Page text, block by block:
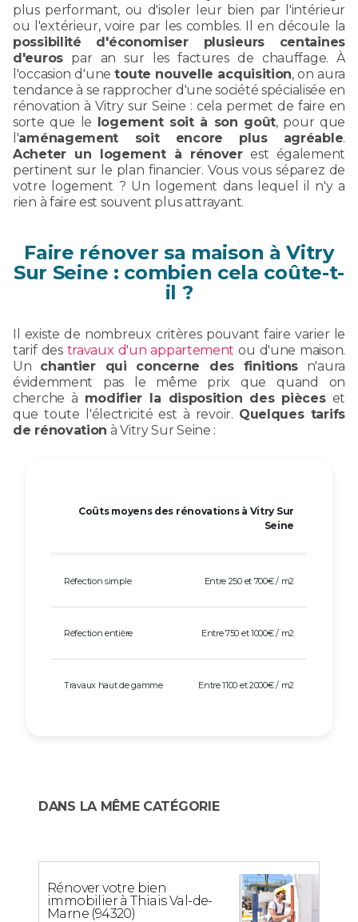
plus performant, ou d'isoler leur bien par l'intérieur
ou l'extérieur, voire par les combles. Il en découle la
possibilité d'économiser plusieurs centaines
d'eurospar an sur les factures de chauffage. À
l'occasion d'unetoute nouvelle acquisition, on aura
tendance à se rapprocher d'une société spécialisée en
rénovation à Vitry sur Seine : cela permet de faire en
sorte que le logement soit à son goût, pour que
l'aménagement soit encore plus agréable.
Acheter un logement à rénoverest également
pertinent sur le plan financier. Vous vous séparez de
votre logement ? Un logement dans lequel il n'y a
rien à faire est souvent plus attrayant.
Faire rénover sa maison à Vitry
Sur Seine : combien cela coûte-t-
il ?
Il existe de nombreux critères pouvant faire varier le
tarif des travaux d'un appartement ou d'une maison.
Un chantier qui concerne des finitions n'aura
évidemment pas le même prix que quand on
cherche à modifier la disposition des pièceset
que toute l'électricité est à revoir. Quelques tarifs
de rénovation à Vitry Sur Seine :
Coûts moyens des rénovations à Vitry Sur
Seine
Réfection simple Entre 250 et 700€ / m2
Réfection entière Entre 750 et 1000€ / m2
Travaux haut de gamme Entre 1100 et 2000€ / m2
DANS LA MÊME CATÉGORIE
Rénover votre bien
immobilier à Thiais Val-de-
Marne (94320)